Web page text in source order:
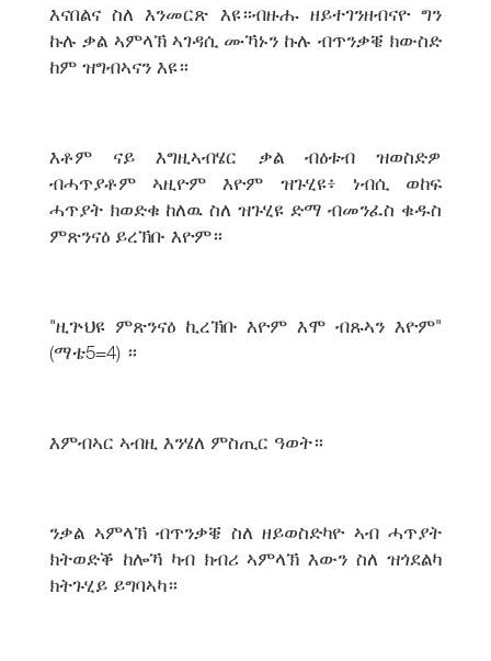
እናበልና ስለ እንመርጽ እዩ።ብዙሑ ዘይተገንዘብናዮ ግን
ኩሉ ቃል ኣምላኽ ኣገዳሲ ሙኻኑን ኩሉ ብጥንቃቔ ክውስድ
ከም ዝግብኣናን እዩ።
እቶም ናይ እግዚኣብሄር ቃል ብዕቱብ ዝወስድዎ
ብሓጥያቶም ኣዚዮም እዮም ዝጉሂዩ፥ ነብሲ ወከፍ
ሓጥያት ክወድቁ ከለዉ ስለ ዝጉሂዩ ድማ ብመንፈስ ቁዱስ
ምጽንናዕ ይረኽቡ እዮም።
"ዚጕህዩ ምጽንናዕ ኪረኽቡ እዮም እሞ ብጹኣን እዮም"
(ማቴ5=4) ።
እምብኣር ኣብዚ እንሄለ ምስጢር ዓወት።
ንቃል ኣምላኽ ብጥንቃቔ ስለ ዘይወስድካዮ ኣብ ሓጥያት
ክትወድቕ ከሎኻ ካብ ክብሪ ኣምላኽ እውን ስለ ዝጎደልካ
ክትጉሂይ ይግባኣካ።